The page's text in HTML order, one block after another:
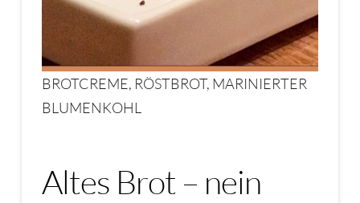
BROTCREME, RÖSTBROT, MARINIERTER
BLUMENKOHL
Altes Brot – nein